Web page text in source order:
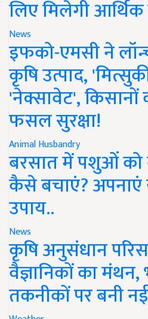
लिए मिलेगी
News
इफको-एमसी ने
कृषि उत्पाद,
'नेक्सावेट', किसानों
फसल सुरक्षा!
Animal Husbandry
बरसात में पशुओं को
कैसे बचाएं?
उपाय..
News
कृषि अनुसंधान
वैज्ञानिकों का
तकनीकों पर बनी